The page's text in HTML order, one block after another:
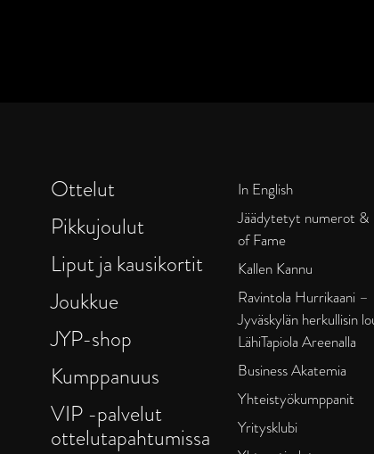
Ottelut
Pikkujoulut
Liput ja kausikortit
Joukkue
JYP-shop
Kumppanuus
VIP -palvelut
ottelutapahtumissa
In English
Jäädytetyt numerot &
of Fame
Kallen Kannu
Ravintola Hurrikaani –
Jyväskylän herkullisin
LähiTapiola Areenalla
Business Akatemia
Yhteistyökumppanit
Yritysklubi